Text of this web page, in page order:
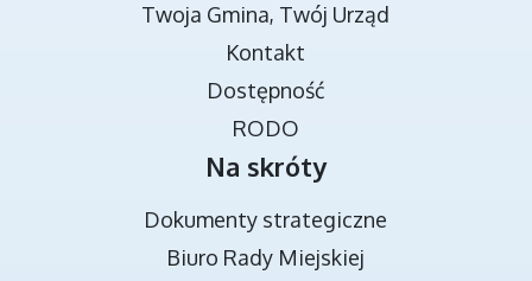
TRANSMISJA OBRAD RADY MIEJSKIEJ
Twoja Gmina, Twój Urząd
Kontakt
Dostępność
RODO
Na skróty
Dokumenty strategiczne
Biuro Rady Miejskiej